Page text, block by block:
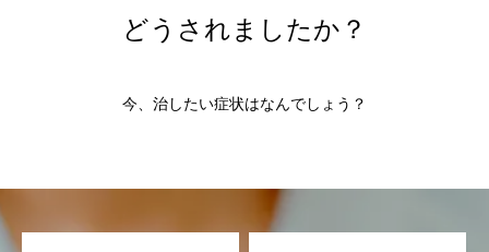
どうされましたか？
今、治したい症状はなんでしょう？